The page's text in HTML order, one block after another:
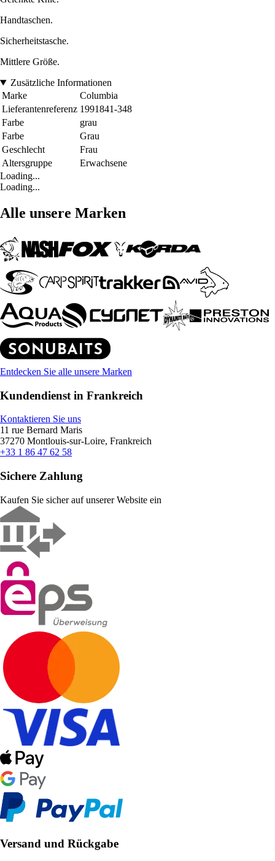
Handtaschen.
Sicherheitstasche.
Mittlere Größe.
Zusätzliche Informationen
Marke
Columbia
Lieferantenreferenz 1991841-348
Farbe
grau
Farbe
Grau
Geschlecht
Frau
Altersgruppe
Erwachsene
Loading...
Loading...
Alle unsere Marken
Entdecken Sie alle unsere Marken
Kundendienst in Frankreich
Kontaktieren Sie uns
11 rue Bernard Maris
37270 Montlouis-sur-Loire, Frankreich
+33 1 86 47 62 58
Sichere Zahlung
Kaufen Sie sicher auf unserer Website ein
Versand und Rückgabe